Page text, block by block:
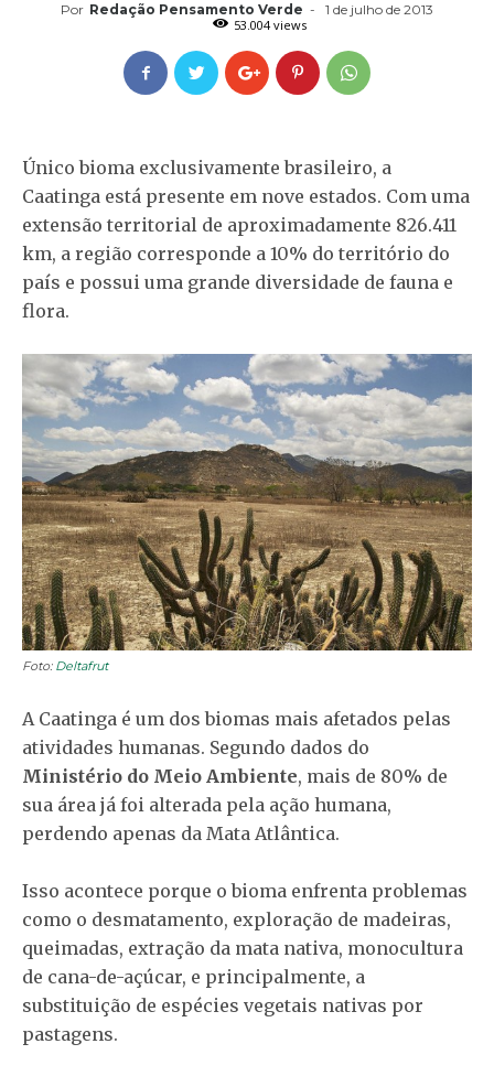
Por Redação Pensamento Verde -
1 de julho de 2013
53.004 views
Único bioma exclusivamente brasileiro, a
Caatinga está presente em nove estados. Com uma
extensão territorial de aproximadamente 826.411
km, a região corresponde a 10% do território do
país e possui uma grande diversidade de fauna e
flora.
Foto: Deltafrut
A Caatinga é um dos biomas mais afetados pelas
atividades humanas. Segundo dados do
Ministério do Meio Ambiente, mais de 80% de
sua área já foi alterada pela ação humana,
perdendo apenas da Mata Atlântica.
Isso acontece porque o bioma enfrenta problemas
como o desmatamento, exploração de madeiras,
queimadas, extração da mata nativa, monocultura
de cana-de-açúcar, e principalmente, a
substituição de espécies vegetais nativas por
pastagens.